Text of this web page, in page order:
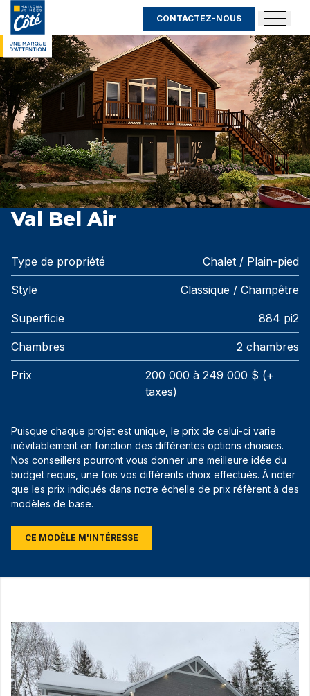
CONTACTEZ-NOUS
Val Bel Air
Type de propriété Chalet / Plain-pied
Style Classique / Champêtre
Superficie 884 pi2
Chambres 2 chambres
Prix
200 000 à 249 000 $ (+
taxes)
Puisque chaque projet est unique, le prix de celui-ci varie
inévitablement en fonction des différentes options choisies.
Nos conseillers pourront vous donner une meilleure idée du
budget requis, une fois vos différents choix effectués. À noter
que les prix indiqués dans notre échelle de prix réfèrent à des
modèles de base.
CE MODÈLE M'INTÉRESSE
Visite 3D